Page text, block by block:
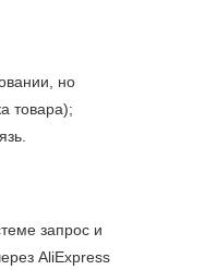
но
товара);
запрос и
AliExpress